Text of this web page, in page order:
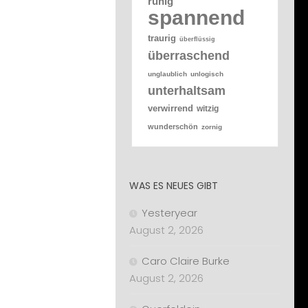
spannend
traurig überflüssig
überraschend
unglaublich unlogisch
unterhaltsam
verwirrend witzig
wunderschön zornig
WAS ES NEUES GIBT
Yesteryear
August 2, 2026
Caro Claire Burke
August 2, 2026